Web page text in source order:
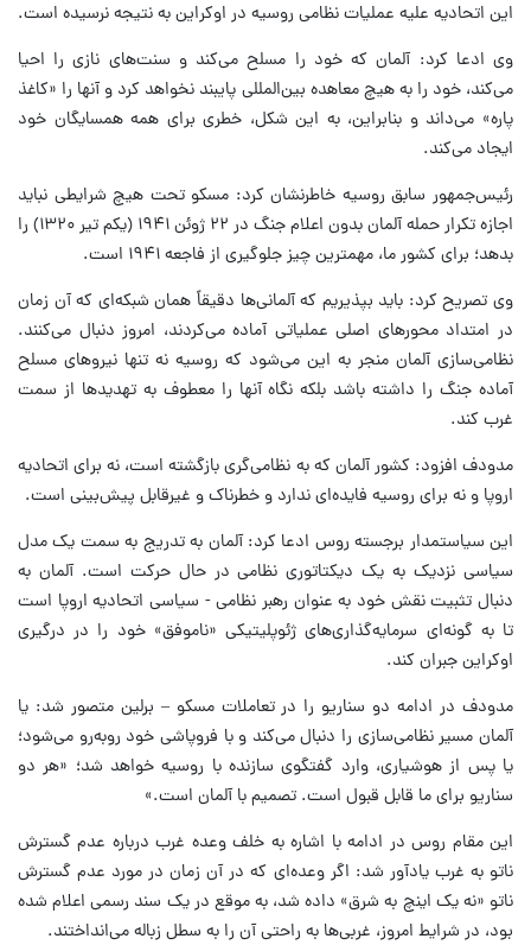
این اتحادیه علیه عملیات نظامی روسیه در اوکراین به نتیجه نرسیده است.
وی ادعا کرد: آلمان که خود را مسلح می‌کند و سنت‌های نازی را احیا
می‌کند، خود را به هیچ معاهده بین‌المللی پایبند نخواهد کرد و آنها را «کاغذ
پاره» می‌داند و بنابراین، به این شکل، خطری برای همه همسایگان خود
ایجاد می‌کند.
رئیس‌جمهور سابق روسیه خاطرنشان کرد: مسکو تحت هیچ شرایطی نباید
اجازه تکرار حمله آلمان بدون اعلام جنگ در ۲۲ ژوئن ۱۹۴۱ (یکم تیر ۱۳۲۰) را
بدهد؛ برای کشور ما، مهمترین چیز جلوگیری از فاجعه ۱۹۴۱ است.
وی تصریح کرد: باید بپذیریم که آلمانی‌ها دقیقاً همان شبکه‌ای که آن زمان
در امتداد محورهای اصلی عملیاتی آماده می‌کردند، امروز دنبال می‌کنند.
نظامی‌سازی آلمان منجر به این می‌شود که روسیه نه تنها نیروهای مسلح
آماده جنگ را داشته باشد بلکه نگاه آنها را معطوف به تهدیدها از سمت
غرب کند.
مدودف افزود:‌ کشور آلمان که به نظامی‌گری بازگشته است، نه برای اتحادیه
اروپا و نه برای روسیه فایده‌ای ندارد و خطرناک و غیرقابل پیش‌بینی است.
این سیاستمدار برجسته روس ادعا کرد: آلمان به تدریج به سمت یک مدل
سیاسی نزدیک به یک دیکتاتوری نظامی در حال حرکت است. آلمان به
دنبال تثبیت نقش خود به عنوان رهبر نظامی - سیاسی اتحادیه اروپا است
تا به گونه‌ای سرمایه‌گذاری‌های ژئوپلیتیکی «ناموفق» خود را در درگیری
اوکراین جبران کند.
مدودف در ادامه دو سناریو را در تعاملات مسکو – برلین متصور شد: یا
آلمان مسیر نظامی‌سازی را دنبال می‌کند و با فروپاشی خود روبه‌رو می‌شود؛
یا پس از هوشیاری، وارد گفتگوی سازنده با روسیه خواهد شد؛ «هر دو
سناریو برای ما قابل قبول است. تصمیم با آلمان است.»
این مقام روس در ادامه با اشاره به خلف وعده غرب درباره عدم گسترش
ناتو به غرب یادآور شد: اگر وعده‌ای که در آن زمان در مورد عدم گسترش
ناتو «نه یک اینچ به شرق» داده شد، به موقع در یک سند رسمی اعلام شده
بود، در شرایط امروز، غربی‌ها به راحتی آن را به سطل زباله می‌انداختند.